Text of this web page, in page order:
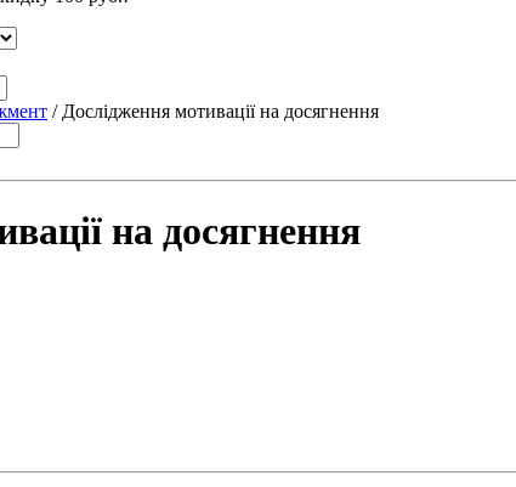
/ Дослідження мотивації на досягнення
на досягнення